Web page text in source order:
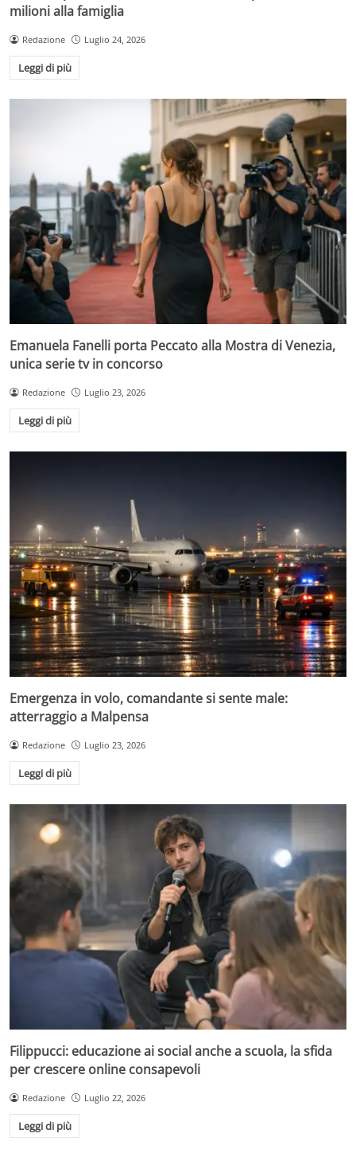
milioni alla famiglia
Redazione Luglio 24, 2026
Leggi di più
Emanuela Fanelli porta Peccato alla Mostra di Venezia,
unica serie tv in concorso
Redazione Luglio 23, 2026
Leggi di più
Emergenza in volo, comandante si sente male:
atterraggio a Malpensa
Redazione Luglio 23, 2026
Leggi di più
Filippucci: educazione ai social anche a scuola, la sfida
per crescere online consapevoli
Redazione Luglio 22, 2026
Leggi di più